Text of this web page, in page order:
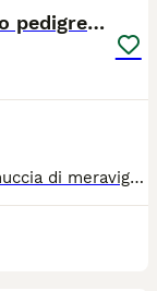
Ultimi due cuccioli gatto siberiano pedigree ENFI
Sono disponibili 1 maschietto e 1 femminuccia di meravigliosi gattini Siberiani, allevati con amore in ambiente familiare. I cuccioli cresceranno in casa, abituati al contatto umano, alla vita domestica e alla lettiera, per garantire un carattere equilibrato e socievole. 📅 Disponibili dopo i 90 giorni di vita, come previsto dal regolamento. Nati il 20/05 ✨ Verranno ceduti con: ✔️ Copia test FIV e FELV negativi dei genitori ✔️ copia Ecocardio dei genitori esente da malattie genetiche ✔️ Doppia vaccinazione ✔️ Doppia sverminazione ✔️ Certificato veterinario di buona salute del cucciolo ✔️ Regolare contratto di cessione ✔️ Pedigree ENFI da compagnia ✔️ Kit di benvenuto cucciolo 👨‍👩‍👧 I cuccioli sono visibili presso l’allevamento insieme ai genitori, per poter conoscere l’ambiente in cui crescono. 📱 Per chi non fosse della zona, è possibile organizzare videochiamata su appuntamento.